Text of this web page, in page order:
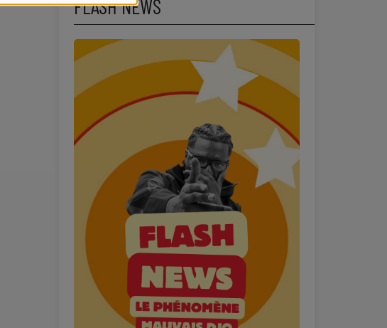
FLASH NEWS